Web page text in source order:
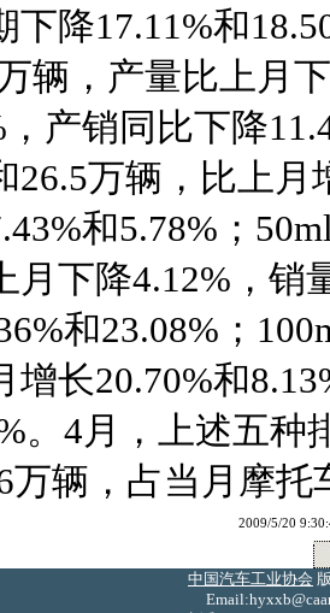
下降17.11%和
辆，产量比上月
，产销同比下降
26.5万辆，比上月
和5.78%；
月下降4.12%，销
和23.08%；
增长20.70%和
。4月，上述五种
万辆，占当月摩托
2009/5/20
中国汽车工业协会